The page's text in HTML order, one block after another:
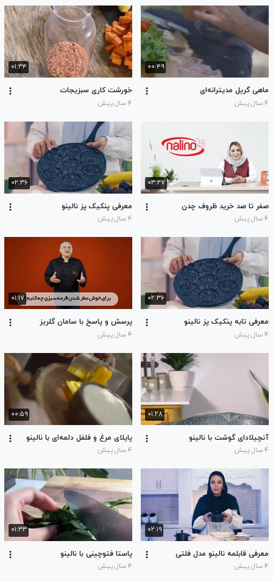
۰۰:۴۹
ماهی گریل مدیترانه‌ای
۴ سال پیش
۰۱:۳۴
خورشت کاری سبزیجات
۴ سال پیش
۰۳:۲۷
صفر تا صد خرید ظروف چدن
۴ سال پیش
۰۲:۳۶
معرفی پنکیک پز نالینو
۴ سال پیش
۰۲:۳۶
معرفی تابه پنکیک پز نالینو
۴ سال پیش
۰۱:۱۷
پرسش و پاسخ با سامان گلریز
۴ سال پیش
۰۱:۲۸
آنچیلادای گوشت با نالینو
۴ سال پیش
۰۰:۵۹
پایلای مرغ و فلفل دلمه‌ای با نالینو
۴ سال پیش
۰۲:۱۹
معرفی قابلمه نالینو مدل فلتی
۴ سال پیش
۰۱:۳۳
پاستا فتوچینی با نالینو
۴ سال پیش